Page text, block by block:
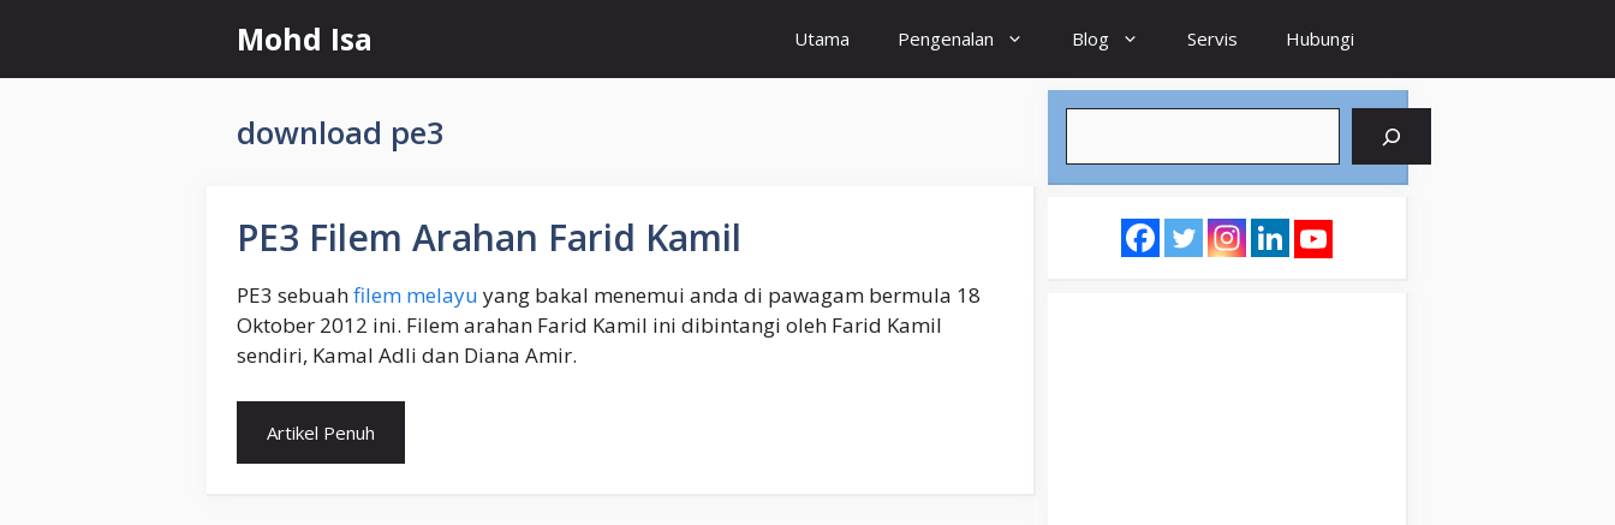
content
Mohd Isa Utama Pengenalan Blog Servis Hubungi
download pe3
PE3 Filem Arahan Farid Kamil
PE3 sebuahfilem melayu yang bakal menemui anda di pawagam bermula 18
Oktober 2012 ini. Filem arahan Farid Kamil ini dibintangi oleh Farid Kamil
sendiri, Kamal Adli dan Diana Amir.
Artikel Penuh